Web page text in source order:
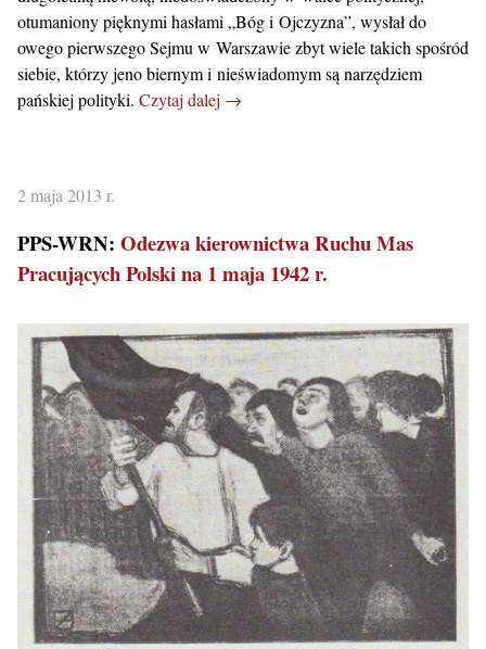
otumaniony pięknymi hasłami „Bóg i Ojczyzna”, wysłał do
owego pierwszego Sejmu w Warszawie zbyt wiele takich spośród
siebie, którzy jeno biernym i nieświadomym są narzędziem
pańskiej polityki. Czytaj dalej →
2 maja 2013 r.
PPS-WRN: Odezwa kierownictwa Ruchu Mas
Pracujących Polski na 1 maja 1942 r.